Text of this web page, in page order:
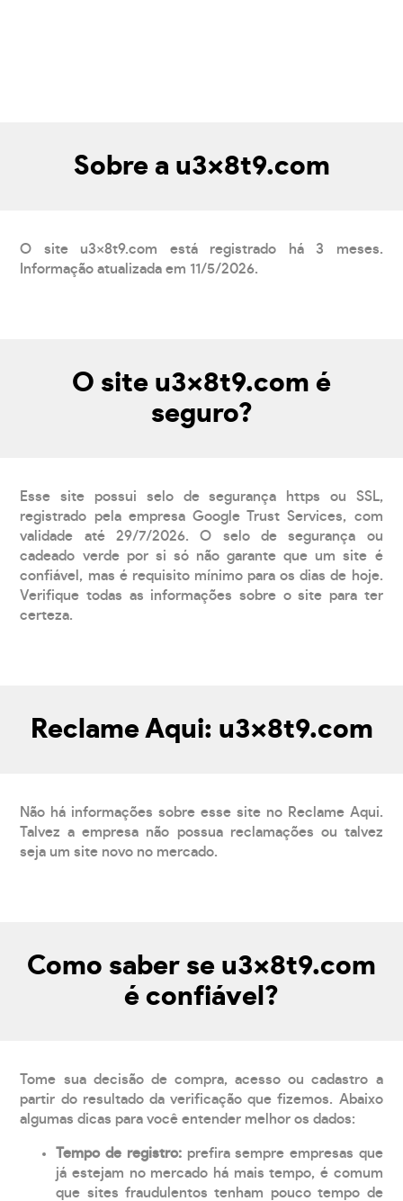
Sobre a u3x8t9.com
O site u3x8t9.com está registrado há 3 meses.
Informação atualizada em 11/5/2026.
O site u3x8t9.com é
seguro?
Esse site possui selo de segurança https ou SSL,
registrado pela empresa Google Trust Services, com
validade até 29/7/2026. O selo de segurança ou
cadeado verde por si só não garante que um site é
confiável, mas é requisito mínimo para os dias de hoje.
Verifique todas as informações sobre o site para ter
certeza.
Reclame Aqui: u3x8t9.com
Não há informações sobre esse site no Reclame Aqui.
Talvez a empresa não possua reclamações ou talvez
seja um site novo no mercado.
Como saber se u3x8t9.com
é confiável?
Tome sua decisão de compra, acesso ou cadastro a
partir do resultado da verificação que fizemos. Abaixo
algumas dicas para você entender melhor os dados:
Tempo de registro: prefira sempre empresas que
já estejam no mercado há mais tempo, é comum
que sites fraudulentos tenham pouco tempo de